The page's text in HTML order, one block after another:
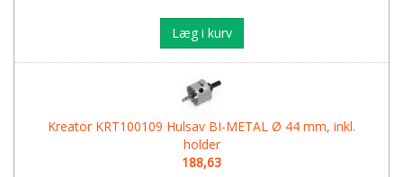
Læg i kurv
Kreator KRT100109 Hulsav BI-METAL Ø 44 mm, inkl.
holder
188,63